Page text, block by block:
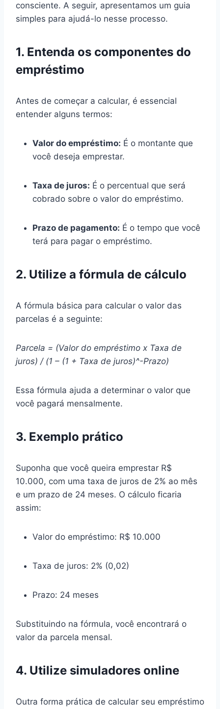
consciente. A seguir, apresentamos um guia
simples para ajudá-lo nesse processo.
1. Entenda os componentes do
empréstimo
Antes de começar a calcular, é essencial
entender alguns termos:
Valor do empréstimo: É o montante que
você deseja emprestar.
Taxa de juros: É o percentual que será
cobrado sobre o valor do empréstimo.
Prazo de pagamento: É o tempo que você
terá para pagar o empréstimo.
2. Utilize a fórmula de cálculo
A fórmula básica para calcular o valor das
parcelas é a seguinte:
Parcela = (Valor do empréstimo x Taxa de
juros) / (1 – (1 + Taxa de juros)^-Prazo)
Essa fórmula ajuda a determinar o valor que
você pagará mensalmente.
3. Exemplo prático
Suponha que você queira emprestar R$
10.000, com uma taxa de juros de 2% ao mês
e um prazo de 24 meses. O cálculo ficaria
assim:
Valor do empréstimo: R$ 10.000
Taxa de juros: 2% (0,02)
Prazo: 24 meses
Substituindo na fórmula, você encontrará o
valor da parcela mensal.
4. Utilize simuladores online
Outra forma prática de calcular seu empréstimo